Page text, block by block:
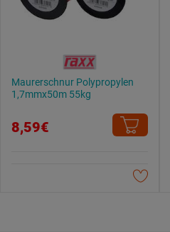
Maurerschnur Polypropylen
1,7mmx50m 55kg
8,59€